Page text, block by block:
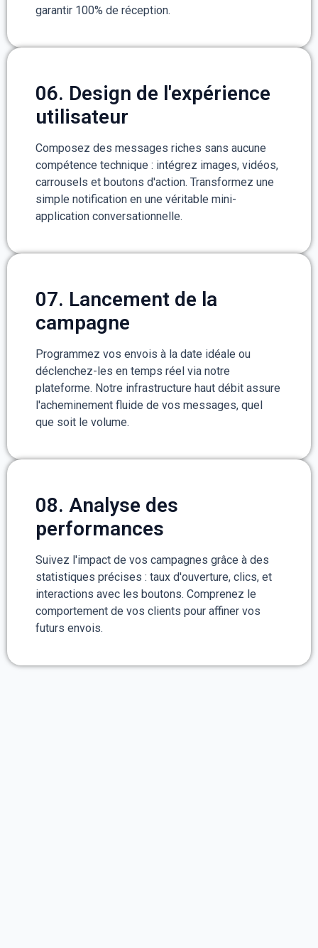
garantir 100% de réception.
06. Design de l'expérience
utilisateur
Composez des messages riches sans aucune
compétence technique : intégrez images, vidéos,
carrousels et boutons d'action. Transformez une
simple notification en une véritable mini-
application conversationnelle.
07. Lancement de la
campagne
Programmez vos envois à la date idéale ou
déclenchez-les en temps réel via notre
plateforme. Notre infrastructure haut débit assure
l'acheminement fluide de vos messages, quel
que soit le volume.
08. Analyse des
performances
Suivez l'impact de vos campagnes grâce à des
statistiques précises : taux d'ouverture, clics, et
interactions avec les boutons. Comprenez le
comportement de vos clients pour affiner vos
futurs envois.